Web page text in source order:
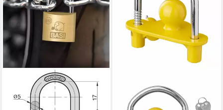
Vorhängeschloss
Vorhangschloss, (Spar-Set, 6-
Anhängerschloss
Kupplungsschloss /